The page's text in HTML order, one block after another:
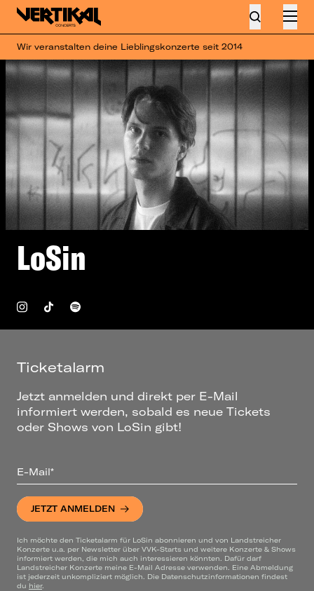
Wir veranstalten deine Lieblingskonzerte seit 2014
LoSin
Ticketalarm
Jetzt anmelden und direkt per E-Mail
informiert werden, sobald es neue Tickets
oder Shows von LoSin gibt!
E-Mail*
JETZT ANMELDEN
Ich möchte den Ticketalarm für LoSin abonnieren und von Landstreicher
Konzerte u.a. per Newsletter über VVK-Starts und weitere Konzerte & Shows
informiert werden, die mich auch interessieren könnten. Dafür darf
Landstreicher Konzerte meine E-Mail Adresse verwenden. Eine Abmeldung
ist jederzeit unkompliziert möglich. Die Datenschutzinformationen findest
du hier.